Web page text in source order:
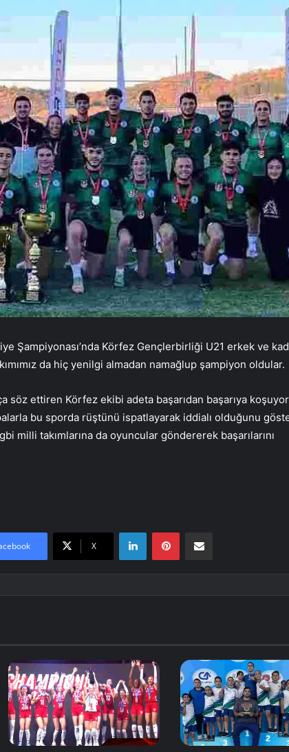
Şampiyonası’nda Körfez Gençlerbirliği U21 erkek ve
da hiç yenilgi almadan namağlup şampiyon oldular.
söz ettiren Körfez ekibi adeta başarıdan başarıya
bu sporda rüştünü ispatlayarak iddialı olduğunu
milli takımlarına da oyuncular göndererek başarılarını
X